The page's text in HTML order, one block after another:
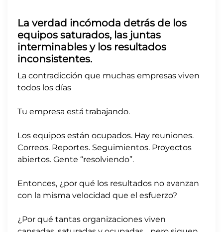
La verdad incómoda detrás de los
equipos saturados, las juntas
interminables y los resultados
inconsistentes.
La contradicción que muchas empresas viven
todos los días
Tu empresa está trabajando.
Los equipos están ocupados. Hay reuniones.
Correos. Reportes. Seguimientos. Proyectos
abiertos. Gente “resolviendo”.
Entonces, ¿por qué los resultados no avanzan
con la misma velocidad que el esfuerzo?
¿Por qué tantas organizaciones viven